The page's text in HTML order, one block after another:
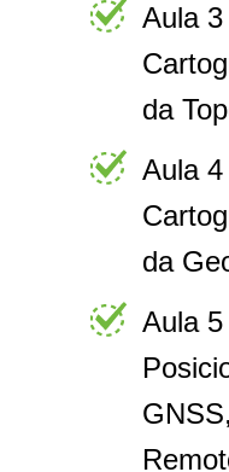
Aula
da
Aula
da
Aula 5